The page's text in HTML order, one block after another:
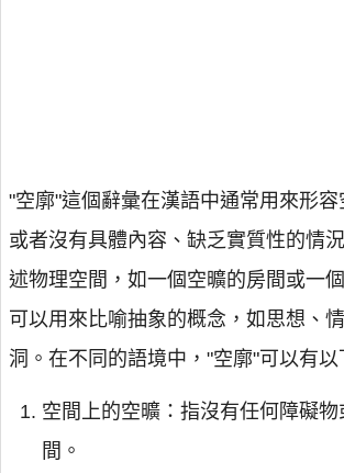
"空廓"這個辭彙在漢語中通常用來形
或者沒有具體內容、缺乏實質性的情
述物理空間，如一個空曠的房間或一
可以用來比喻抽象的概念，如思想、
洞。在不同的語境中，"空廓"可以有以
空間上的空曠：指沒有任何障礙
間。